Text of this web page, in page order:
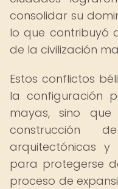
consolidar su
lo que contribuyó
de la civilización
Estos conflictos
la configuración
mayas, sino que
construcción
arquitectónicas y
para protegerse
proceso de